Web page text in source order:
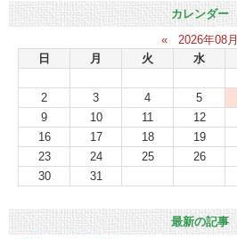
カレンダー
«
2026年08月
日
月 火 水
2
3 4 5
9
10 11 12
16
17 18 19
23
24 25 26
30
31
最新の記事